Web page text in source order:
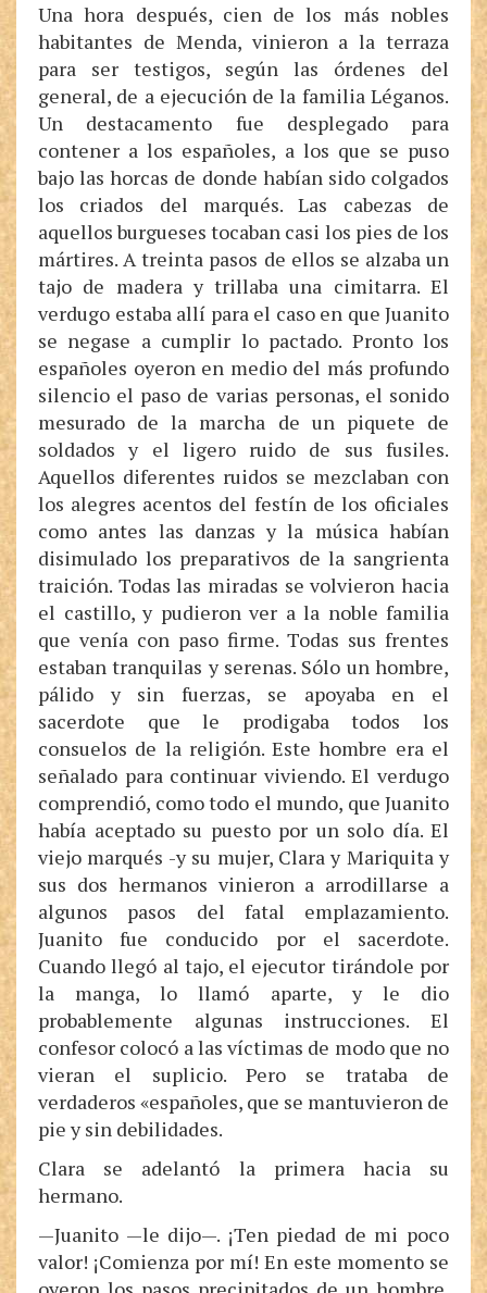
Una hora después, cien de los más nobles
habitantes de Menda, vinieron a la terraza
para ser testigos, según las órdenes del
general, de a ejecución de la familia Léganos.
Un destacamento fue desplegado para
contener a los españoles, a los que se puso
bajo las horcas de donde habían sido colgados
los criados del marqués. Las cabezas de
aquellos burgueses tocaban casi los pies de los
mártires. A treinta pasos de ellos se alzaba un
tajo de madera y trillaba una cimitarra. El
verdugo estaba allí para el caso en que Juanito
se negase a cumplir lo pactado. Pronto los
españoles oyeron en medio del más profundo
silencio el paso de varias personas, el sonido
mesurado de la marcha de un piquete de
soldados y el ligero ruido de sus fusiles.
Aquellos diferentes ruidos se mezclaban con
los alegres acentos del festín de los oficiales
como antes las danzas y la música habían
disimulado los preparativos de la sangrienta
traición. Todas las miradas se volvieron hacia
el castillo, y pudieron ver a la noble familia
que venía con paso firme. Todas sus frentes
estaban tranquilas y serenas. Sólo un hombre,
pálido y sin fuerzas, se apoyaba en el
sacerdote que le prodigaba todos los
consuelos de la religión. Este hombre era el
señalado para continuar viviendo. El verdugo
comprendió, como todo el mundo, que Juanito
había aceptado su puesto por un solo día. El
viejo marqués -y su mujer, Clara y Mariquita y
sus dos hermanos vinieron a arrodillarse a
algunos pasos del fatal emplazamiento.
Juanito fue conducido por el sacerdote.
Cuando llegó al tajo, el ejecutor tirándole por
la manga, lo llamó aparte, y le dio
probablemente algunas instrucciones. El
confesor colocó a las víctimas de modo que no
vieran el suplicio. Pero se trataba de
verdaderos «españoles, que se mantuvieron de
pie y sin debilidades.
Clara se adelantó la primera hacia su
hermano.
—Juanito —le dijo—. ¡Ten piedad de mi poco
valor! ¡Comienza por mí! En este momento se